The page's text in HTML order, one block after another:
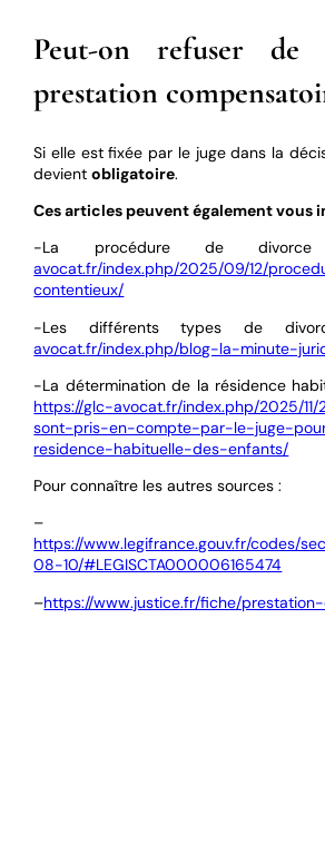
Peut-on refuser de
prestation
Si elle est fixée par le juge dans la
devientobligatoire.
Ces articles peuvent également vous
-La procédure de
avocat.fr/index.php/2025/09/12/
contentieux/
-Les différents types de
avocat.fr/index.php/blog-la-minute-
-La détermination de la résidence
https://glc-avocat.fr/index.php/2025/
sont-pris-en-compte-par-le-juge-
residence-habituelle-des-enfants/
Pour connaître les autres sources :
–
https://www.legifrance.gouv.fr/codes/
08-10/#LEGISCTA000006165474
–https://www.justice.fr/fiche/